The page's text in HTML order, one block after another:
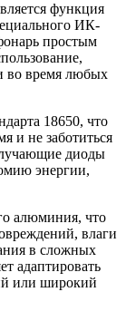
функция
ИК-
простым
во время любых
18650, что
и не заботиться
диоды
энергии,
алюминия, что
влаги
в сложных
адаптировать
или широкий